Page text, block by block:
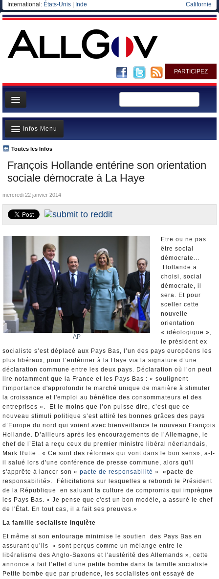
International: États-Unis Inde Californie
PARTICIPEZ
Page d'accueil
Infos
Gouvernement
Ministères/Directions
Blog
Elections européennes
François Hollande entérine son orientation
sociale démocrate à La Haye
Toutes les Infos
Infos Menu
A la Une
Polémiques
La France et le Monde
Nominations et Démissions
Elections européennes
Infos insolites
mercredi 22 janvier 2014
AP
Etre ou ne pas
être social
démocrate…
Hollande a
choisi, social
démocrate, il
sera. Et pour
sceller cette
nouvelle
orientation
« idéologique »,
le président ex
socialiste s’est déplacé aux Pays Bas, l’un des pays européens les
plus libéraux, pour l’entériner à la Haye via la signature d’une
déclaration commune entre les deux pays. Déclaration où l’on peut
lire notamment que la France et les Pays Bas : « soulignent
l'importance d'approfondir le marché unique de manière à stimuler
la croissance et l'emploi au bénéfice des consommateurs et des
entreprises ». Et le moins que l’on puisse dire, c’est que ce
nouveau stimuli politique s’est attiré les bonnes grâces des pays
d’Europe du nord qui voient avec bienveillance le nouveau François
Hollande. D’ailleurs après les encouragements de l’Allemagne, le
chef de l’Etat a reçu ceux du premier ministre libéral néerlandais,
Mark Rutte : « Ce sont des réformes qui vont dans le bon sens», a-t-
il salué lors d'une conférence de presse commune, alors qu'il
s'apprête à lancer son « pacte de responsabilité » «pacte de
responsabilité». Félicitations sur lesquelles a rebondi le Président
de la République en saluant la culture de compromis qui imprègne
les Pays Bas. « Je pense que c'est un bon modèle, a assuré le chef
de l'État. En tout cas, il a fait ses preuves.»
La famille socialiste inquiète
Et même si son entourage minimise le soutien des Pays Bas en
assurant qu’ils « sont perçus comme un mélange entre le
libéralisme des Anglo-Saxons et l'austérité des Allemands », cette
annonce a fait l’effet d’une petite bombe dans la famille socialiste.
Petite bombe que par prudence, les socialistes ont essayé de